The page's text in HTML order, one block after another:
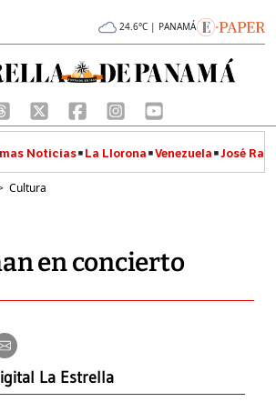
24.6°C | PANAMÁ
Noticias La Llorona Venezuela José
Cultura
en concierto
La Estrella